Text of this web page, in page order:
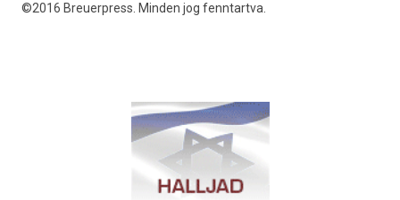
©2016 Breuerpress. Minden jog fenntartva.